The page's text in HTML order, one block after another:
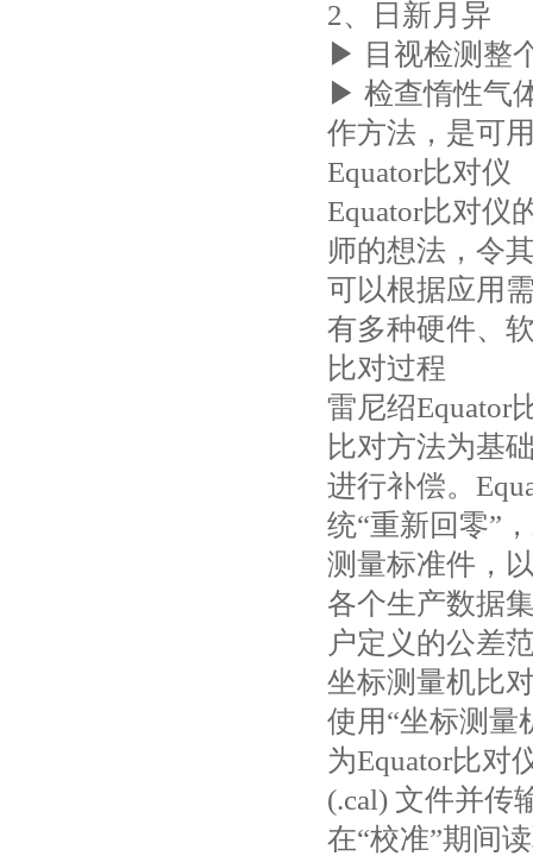
2、日新月异
▶ 目视检测整
▶ 检查惰性气
作方法，是可
Equator比对仪
Equator比对仪
师的想法，令
可以根据应用
有多种硬件、
比对过程
雷尼绍Equator
比对方法为基
进行补偿。
统“重新回零”
测量标准件，
各个生产数据
户定义的公差
坐标测量机比
使用“坐标测量
为Equator比对
(.cal) 文件并传
在“校准”期间